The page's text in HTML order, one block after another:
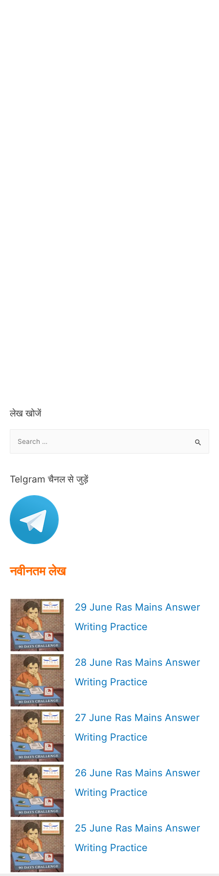
लेख खोजें
r
f
o
Telgram चैनल से जुड़ें
नवीनतम लेख
29 June Ras Mains Answer
Writing Practice
28 June Ras Mains Answer
Writing Practice
27 June Ras Mains Answer
Writing Practice
26 June Ras Mains Answer
Writing Practice
25 June Ras Mains Answer
Writing Practice